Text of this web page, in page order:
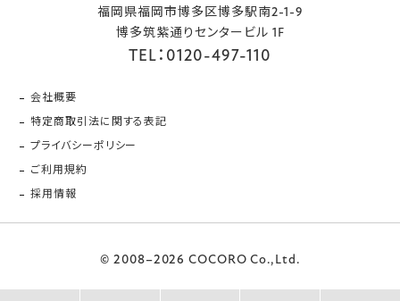
福岡県福岡市博多区博多駅南2-1-9
博多筑紫通りセンタービル 1F
TEL：0120-497-110
会社概要
特定商取引法に関する表記
プライバシーポリシー
ご利用規約
採用情報
© 2008–2026 COCORO Co.,Ltd.